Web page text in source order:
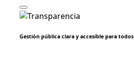
Gestión pública clara y accesible para todos